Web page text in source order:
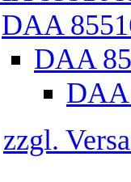
DAA
DAA
DAA
zzgl.